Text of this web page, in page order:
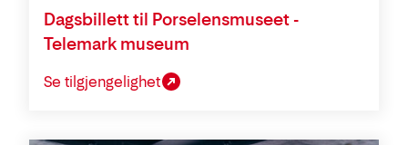
Dagsbillett til Porselensmuseet -
Telemark museum
Se tilgjengelighet